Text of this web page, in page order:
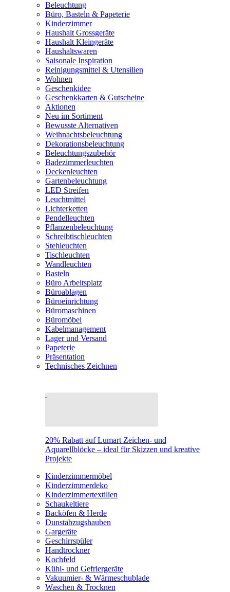
Beleuchtung
Büro, Basteln & Papeterie
Kinderzimmer
Haushalt Grossgeräte
Haushalt Kleingeräte
Haushaltswaren
Saisonale Inspiration
Reinigungsmittel & Utensilien
Wohnen
Geschenkidee
Geschenkkarten & Gutscheine
Aktionen
Neu im Sortiment
Bewusste Alternativen
Weihnachtsbeleuchtung
Dekorationsbeleuchtung
Beleuchtungszubehör
Badezimmerleuchten
Deckenleuchten
Gartenbeleuchtung
LED Streifen
Leuchtmittel
Lichterketten
Pendelleuchten
Pflanzenbeleuchtung
Schreibtischleuchten
Stehleuchten
Tischleuchten
Wandleuchten
Basteln
Büro Arbeitsplatz
Büroablagen
Büroeinrichtung
Büromaschinen
Büromöbel
Kabelmanagement
Lager und Versand
Papeterie
Präsentation
Technisches Zeichnen
20% Rabatt auf Lumart Zeichen- und
Aquarellblöcke – ideal für Skizzen und kreative
Projekte
Kinderzimmermöbel
Kinderzimmerdeko
Kinderzimmertextilien
Schaukeltiere
Backöfen & Herde
Dunstabzugshauben
Gargeräte
Geschirrspüler
Handtrockner
Kochfeld
Kühl- und Gefriergeräte
Vakuumier- & Wärmeschublade
Waschen & Trocknen